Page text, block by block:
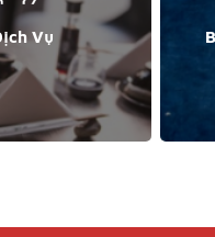
Vụ